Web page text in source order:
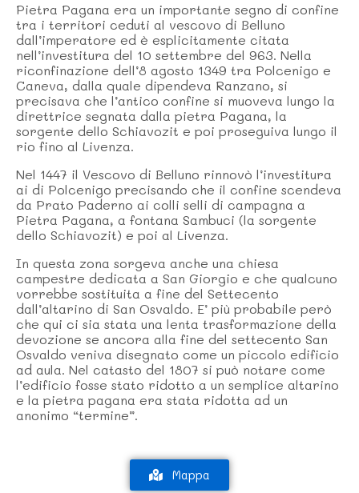
Pietra Pagana era un importante segno di confine
tra i territori ceduti al vescovo di Belluno
dall’imperatore ed è esplicitamente citata
nell’investitura del 10 settembre del 963. Nella
riconfinazione dell’8 agosto 1349 tra Polcenigo e
Caneva, dalla quale dipendeva Ranzano, si
precisava che l’antico confine si muoveva lungo la
direttrice segnata dalla pietra Pagana, la
sorgente dello Schiavozit e poi proseguiva lungo il
rio fino al Livenza.
Nel 1447 il Vescovo di Belluno rinnovò l’investitura
ai di Polcenigo precisando che il confine scendeva
da Prato Paderno ai colli selli di campagna a
Pietra Pagana, a fontana Sambuci (la sorgente
dello Schiavozit) e poi al Livenza.
In questa zona sorgeva anche una chiesa
campestre dedicata a San Giorgio e che qualcuno
vorrebbe sostituita a fine del Settecento
dall’altarino di San Osvaldo. E’ più probabile però
che qui ci sia stata una lenta trasformazione della
devozione se ancora alla fine del settecento San
Osvaldo veniva disegnato come un piccolo edificio
ad aula. Nel catasto del 1807 si può notare come
l’edificio fosse stato ridotto a un semplice altarino
e la pietra pagana era stata ridotta ad un
anonimo “termine”.
Mappa